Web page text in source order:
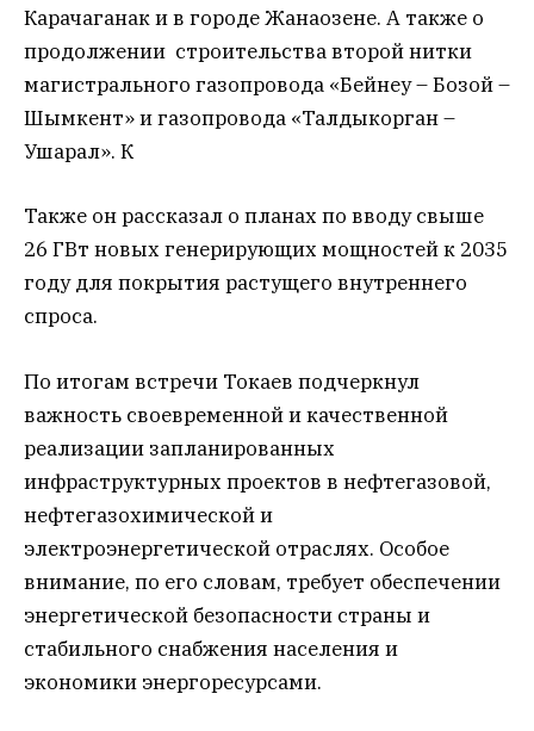
Карачаганак и в городе Жанаозене. А также о
продолжении строительства второй нитки
магистрального газопровода «Бейнеу – Бозой –
Шымкент» и газопровода «Талдыкорган –
Ушарал». К
Также он рассказал о планах по вводу свыше
26 ГВт новых генерирующих мощностей к 2035
году для покрытия растущего внутреннего
спроса.
По итогам встречи Токаев подчеркнул
важность своевременной и качественной
реализации запланированных
инфраструктурных проектов в нефтегазовой,
нефтегазохимической и
электроэнергетической отраслях. Особое
внимание, по его словам, требует обеспечении
энергетической безопасности страны и
стабильного снабжения населения и
экономики энергоресурсами.